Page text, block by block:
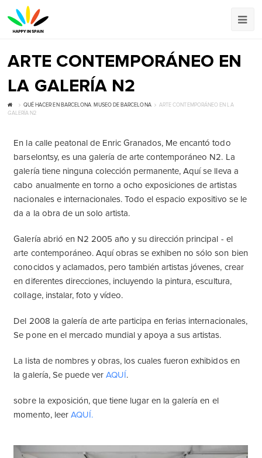
ARTE CONTEMPORÁNEO EN
LA GALERÍA N2
QUÉ HACER EN BARCELONA, MUSEO DE BARCELONA
ARTE CONTEMPORÁNEO EN LA
GALERÍA N2
En la calle peatonal de Enric Granados, Me encantó todo
barselontsy, es una galería de arte contemporáneo N2. La
galería tiene ninguna colección permanente, Aquí se lleva a
cabo anualmente en torno a ocho exposiciones de artistas
nacionales e internacionales. Todo el espacio expositivo se le
da a la obra de un solo artista.
Galería abrió en N2 2005 año y su dirección principal - el
arte contemporáneo. Aquí obras se exhiben no sólo son bien
conocidos y aclamados, pero también artistas jóvenes, crear
en diferentes direcciones, incluyendo la pintura, escultura,
collage, instalar, foto y vídeo.
Del 2008 la galería de arte participa en ferias internacionales,
Se pone en el mercado mundial y apoya a sus artistas.
La lista de nombres y obras, los cuales fueron exhibidos en
la galería, Se puede ver AQUÍ.
sobre la exposición, que tiene lugar en la galería en el
momento, leer AQUÍ.